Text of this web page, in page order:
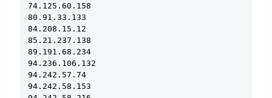
74.125.60.158
80.91.33.133
84.208.15.12
85.21.237.138
89.191.68.234
94.236.106.132
94.242.57.74
94.242.58.153